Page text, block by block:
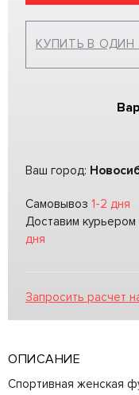
КУПИТЬ В ОДИН
Ваш город:
Самовывоз 1-2 дня
Доставим
дня
Запросить расчет
ОПИСАНИЕ
Спортивная женская